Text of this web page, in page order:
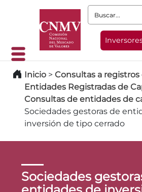
Buscar:
Inicio > Consultas a registros
Entidades Registradas de
Consultas de entidades de
Sociedades gestoras de
inversión de tipo cerrado
Sociedades